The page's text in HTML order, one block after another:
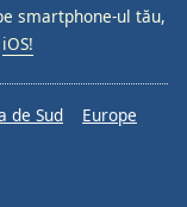
smartphone-ul tău,
iOS!
de Sud
Europe